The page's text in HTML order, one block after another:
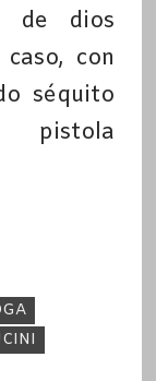
de dios
con
séquito